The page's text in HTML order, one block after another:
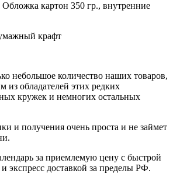
картон 350 гр., внутренние
крафт
небольшое количество наших товаров,
из обладателей этих редких
кружек и немногих остальных
и получения очень проста и не займет
за приемлемую цену с быстрой
экспресс доставкой за пределы РФ.